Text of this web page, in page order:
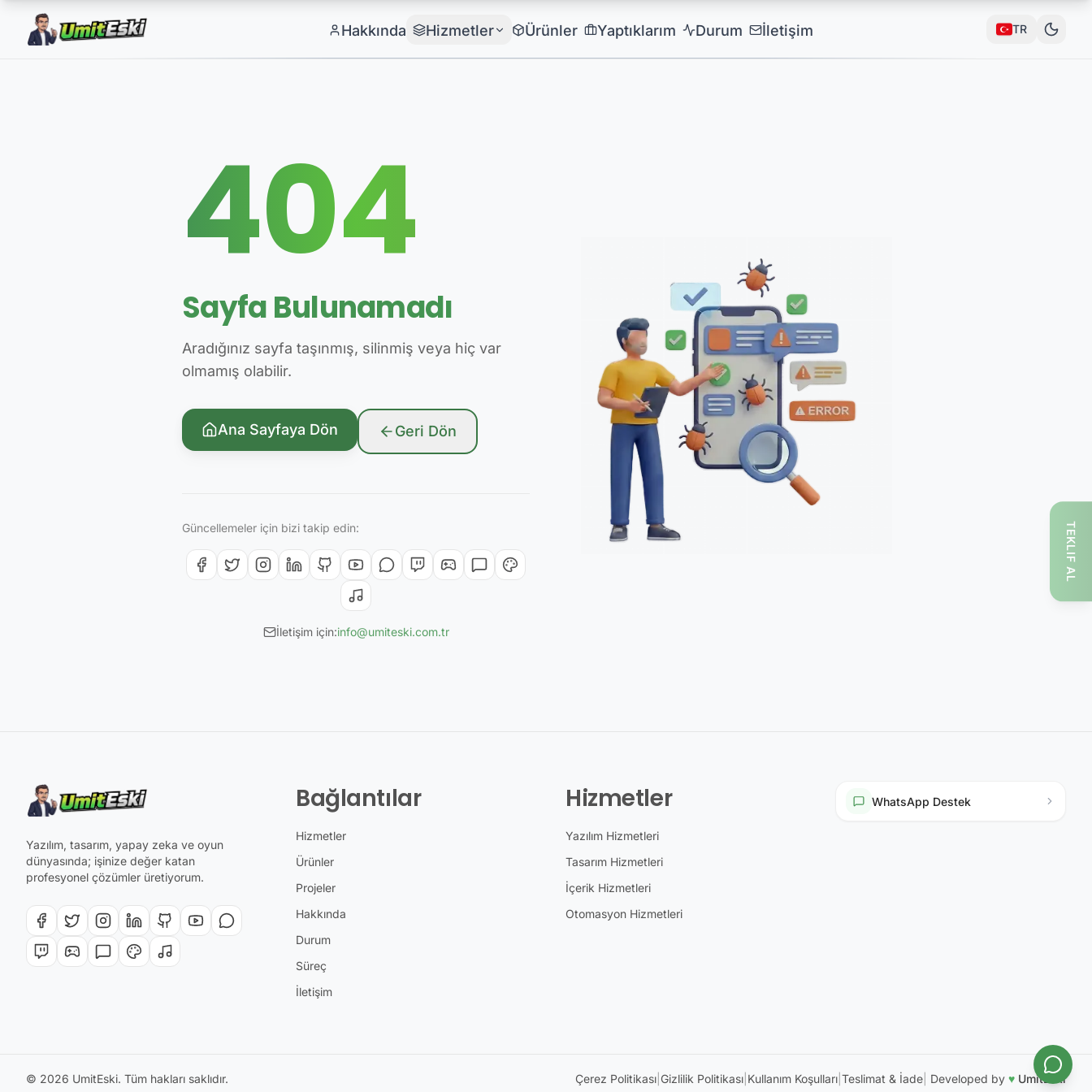
Hakkında Hizmetler Ürünler Yaptıklarım Durum İletişim TR
404
Sayfa Bulunamadı
Aradığınız sayfa taşınmış, silinmiş veya hiç var
olmamış olabilir.
Ana Sayfaya Dön Geri Dön
Güncellemeler için bizi takip edin:
İletişim için:info@umiteski.com.tr
Yazılım, tasarım, yapay zeka ve oyun
dünyasında; işinize değer katan
profesyonel çözümler üretiyorum.
Bağlantılar
Hizmetler
Ürünler
Projeler
Hakkında
Durum
Süreç
İletişim
Hizmetler
Yazılım Hizmetleri
Tasarım Hizmetleri
İçerik Hizmetleri
Otomasyon Hizmetleri
WhatsApp Destek
© 2026 UmitEski. Tüm hakları saklıdır. Çerez Politikası Gizlilik Politikası Kullanım Koşulları Teslimat & İade Developed by ♥ UmitEski
TEKLIF AL